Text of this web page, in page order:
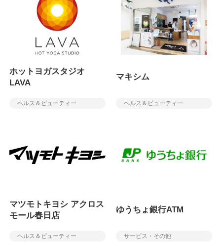
ホットヨガスタジオ
LAVA
ヘルス＆ビューティー
マキシム
ヘルス＆ビューティー
マツモトキヨシ アクロス
モール春日店
ヘルス＆ビューティー
ゆうちょ銀行ATM
サービス・その他